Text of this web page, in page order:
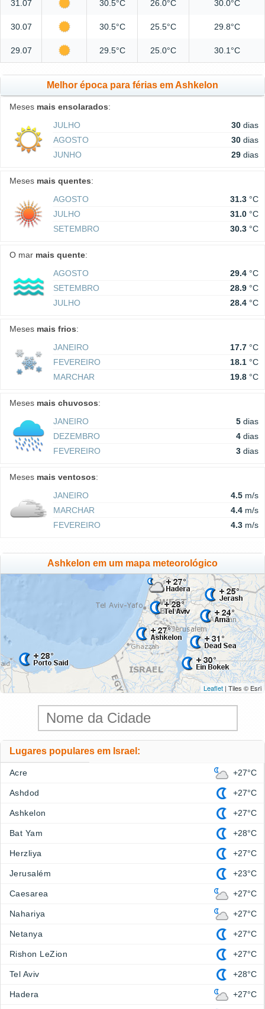
31.07 30.5°C 26.0°C 30.0°C
30.07 30.5°C 25.5°C 29.8°C
29.07 29.5°C 25.0°C 30.1°C
Melhor época para férias em Ashkelon
Meses mais ensolarados:
JULHO
30 dias
AGOSTO
30 dias
JUNHO
29 dias
Meses mais quentes:
AGOSTO
31.3 °C
JULHO
31.0 °C
SETEMBRO
30.3 °C
O mar mais quente:
AGOSTO
29.4 °C
SETEMBRO
28.9 °C
JULHO
28.4 °C
Meses mais frios:
JANEIRO
17.7 °C
FEVEREIRO
18.1 °C
MARCHAR
19.8 °C
Meses mais chuvosos:
JANEIRO
5 dias
DEZEMBRO
4 dias
FEVEREIRO
3 dias
Meses mais ventosos:
JANEIRO
4.5 m/s
MARCHAR
4.4 m/s
FEVEREIRO
4.3 m/s
Ashkelon em um mapa meteorológico
Leaflet | Tiles © Esri
Lugares populares em Israel:
Acre +27°C
Ashdod +27°C
Ashkelon +27°C
Bat Yam +28°C
Herzliya +27°C
Jerusalém +23°C
Caesarea +27°C
Nahariya +27°C
Netanya +27°C
Rishon LeZion +27°C
Tel Aviv +28°C
Hadera +27°C